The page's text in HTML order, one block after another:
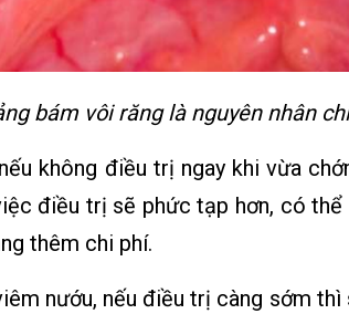
bám vôi răng là nguyên nhân
không điều trị ngay khi vừa
điều trị sẽ phức tạp hơn, có
thêm chi phí.
nướu, nếu điều trị càng sớm